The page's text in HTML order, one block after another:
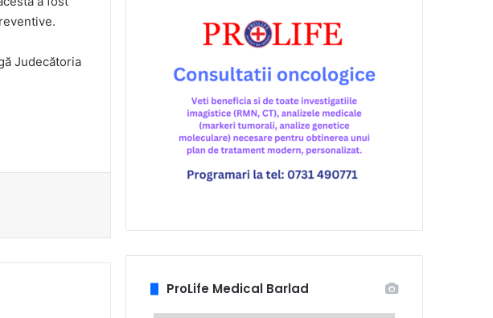
Judecătoria
ProLife Medical Barlad